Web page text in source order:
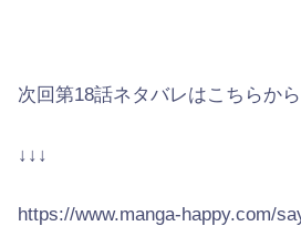
次回第18話ネタバレはこちらから
↓↓↓
https://www.manga-happy.com/